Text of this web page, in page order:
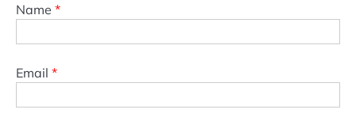
Name *
Email *